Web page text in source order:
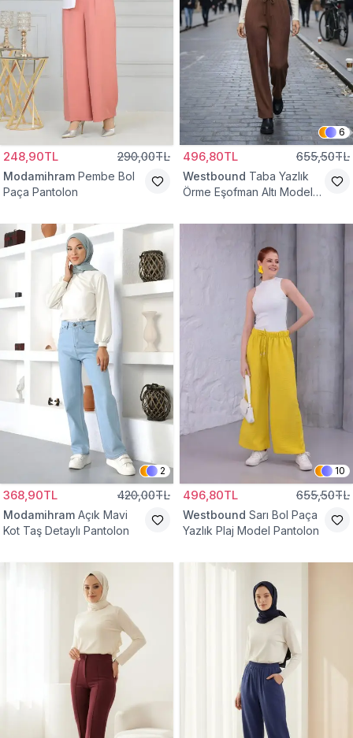
248,90TL 290,00TL
Modamihram Pembe Bol
Paça Pantolon
6
496,80TL 655,50TL
Westbound Taba Yazlık
Örme Eşofman Altı Model
2
368,90TL 420,00TL
Modamihram Açık Mavi
Kot Taş Detaylı Pantolon
10
496,80TL 655,50TL
Westbound Sarı Bol Paça
Yazlık Plaj Model Pantolon